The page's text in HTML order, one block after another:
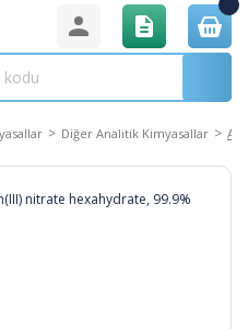
Diğer Analitik Kimyasallar